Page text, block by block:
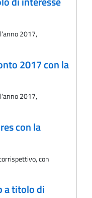
2017,
2017 con la
2017,
con la
con
a titolo di